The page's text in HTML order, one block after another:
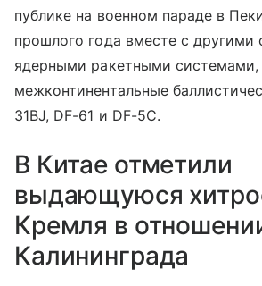
публике на военном параде в
прошлого года вместе с другими
ядерными ракетными системами,
межконтинентальные
31BJ, DF-61 и DF-5C.
В Китае отметили
выдающуюся
Кремля в
Калининграда